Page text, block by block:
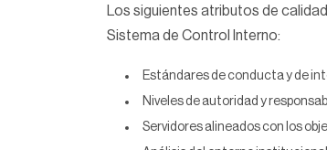
Los siguientes atributos de
Sistema de Control Interno:
Estándares de conducta y de
Niveles de autoridad y
Servidores alineados con los